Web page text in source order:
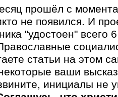
прошёл с
не появился. И
"удостоен" всего
статьи на этом
ваши
инициалы не